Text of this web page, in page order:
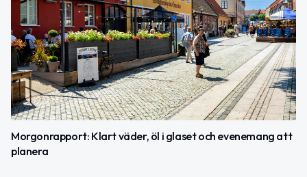
Morgonrapport: Klart väder, öl i glaset och evenemang att
planera